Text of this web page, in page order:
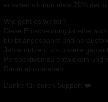
erhalten wir nun etwa 70% der
Wie geht es weiter?
Diese Entscheidung ist eine
bleibt angespannt und
Jahre nutzen, um unsere
Perspektiven zu entwickeln und
Raum einzustehen.
Danke für euren Support ❤️